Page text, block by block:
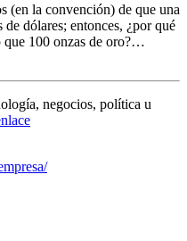
(en la convención) de que una
dólares; entonces, ¿por qué
100 onzas de oro?…
negocios, política u